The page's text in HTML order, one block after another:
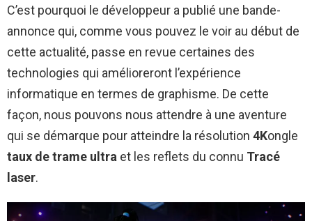
C’est pourquoi le développeur a publié une bande-
annonce qui, comme vous pouvez le voir au début de
cette actualité, passe en revue certaines des
technologies qui amélioreront l’expérience
informatique en termes de graphisme. De cette
façon, nous pouvons nous attendre à une aventure
qui se démarque pour atteindre la résolution 4Kongle
taux de trame ultra et les reflets du connu Tracé
laser.